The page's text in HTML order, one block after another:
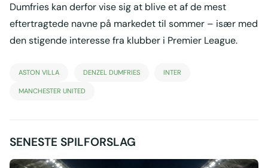
Dumfries kan derfor vise sig at blive et af de mest
eftertragtede navne på markedet til sommer – især med
den stigende interesse fra klubber i Premier League.
ASTON VILLA DENZEL DUMFRIES INTER
MANCHESTER UNITED
SENESTE SPILFORSLAG